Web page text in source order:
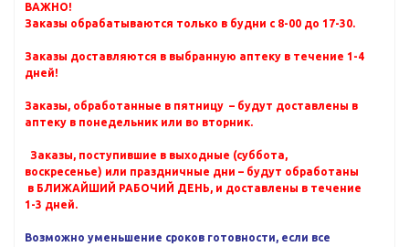
ВАЖНО!
Заказы обрабатываются только в будни с 8-00 до 17-30.
Заказы доставляются в выбранную аптеку в течение 1-4
дней!
Заказы, обработанные в пятницу – будут доставлены в
аптеку в понедельник или во вторник.
Заказы, поступившие в выходные (суббота,
воскресенье) или праздничные дни – будут обработаны
в БЛИЖАЙШИЙ РАБОЧИЙ ДЕНЬ, и доставлены в течение
1-3 дней.
Возможно уменьшение сроков готовности, если все